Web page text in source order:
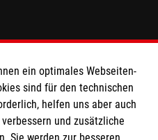
e.V.
2000 12
ein optimales Webseiten-
sind für den technischen
helfen uns aber auch
und zusätzliche